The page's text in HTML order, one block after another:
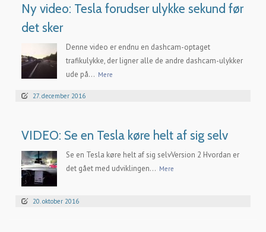
Ny video: Tesla forudser ulykke sekund før
det sker
Denne video er endnu en dashcam-optaget
trafikulykke, der ligner alle de andre dashcam-ulykker
ude på... Mere
27. december 2016
VIDEO: Se en Tesla køre helt af sig selv
Se en Tesla køre helt af sig selvVersion 2 Hvordan er
det gået med udviklingen... Mere
20. oktober 2016